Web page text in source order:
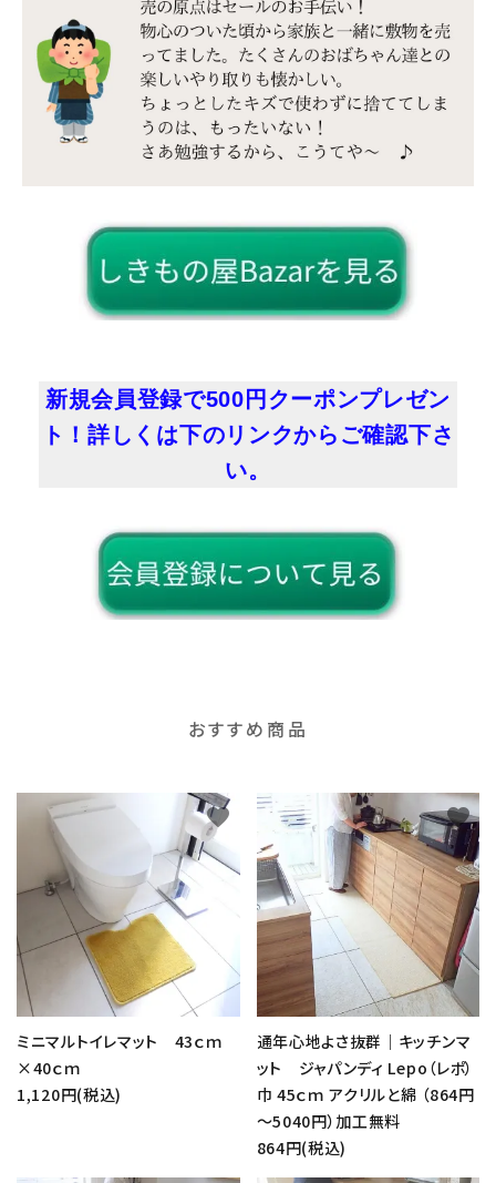
新規会員登録で500円クーポンプレゼン
ト！詳しくは下のリンクからご確認下さ
い。
おすすめ商品
ミニマルトイレマット 43ｃｍ
×40ｃｍ
1,120円(税込)
favorite
通年心地よさ抜群｜キッチンマ
ット ジャパンディ Lepo（レポ）
巾 45ｃｍ アクリルと綿 （864円
～5040円）加工無料
864円(税込)
favorite